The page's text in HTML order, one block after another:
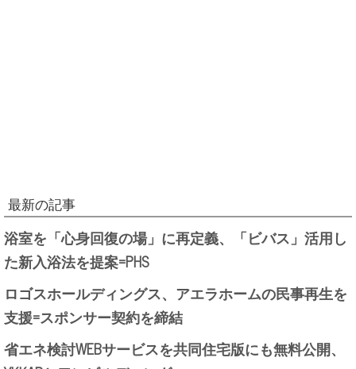
最新の記事
浴室を「心身回復の場」に再定義、「ビバス」活用し
た新入浴法を提案=PHS
ロゴスホールディングス、アエラホームの民事再生を
支援=スポンサー契約を締結
省エネ検討WEBサービスを共同住宅版にも無料公開、